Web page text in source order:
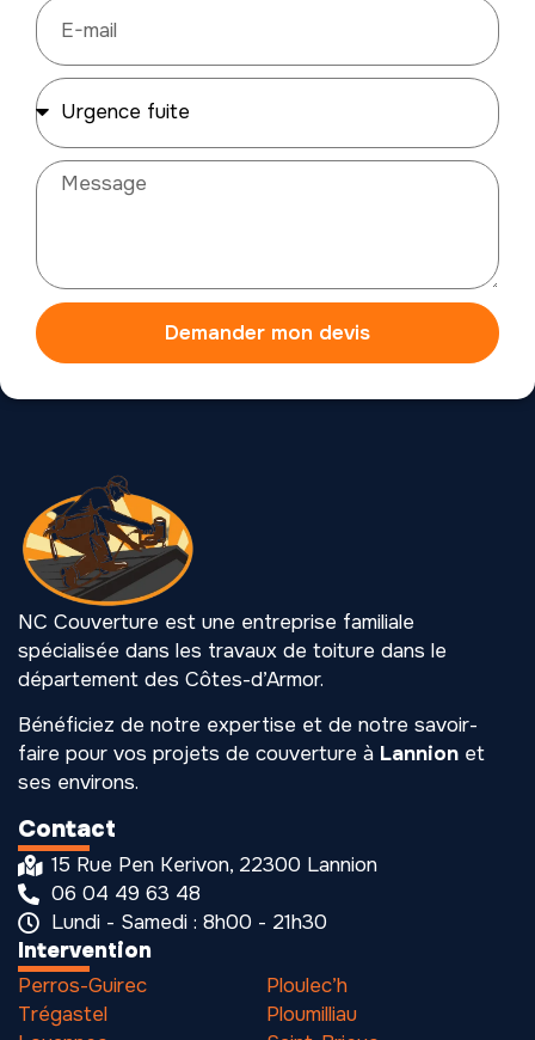
Demander mon devis
NC Couverture est une entreprise familiale
spécialisée dans les travaux de toiture dans le
département des Côtes-d’Armor.
Bénéficiez de notre expertise et de notre savoir-
faire pour vos projets de couverture à Lannion et
ses environs.
Intervention
Perros-Guirec
Trégastel
Ploulec’h
Ploumilliau
Contact
15 Rue Pen Kerivon, 22300 Lannion
06 04 49 63 48
Lundi - Samedi : 8h00 - 21h30